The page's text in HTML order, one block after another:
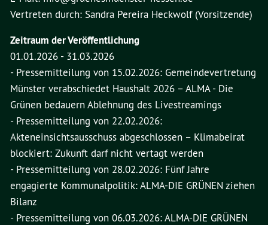
Vertreten durch: Sandra Pereira Heckwolf (Vorsitzende)
Zeitraum der Veröffentlichung
01.01.2026 - 31.03.2026
- Pressemitteilung von 15.02.2026: Gemeindevertretung
Münster verabschiedet Haushalt 2026 – ALMA - Die
Grünen bedauern Ablehnung des Livestreamings
- Pressemitteilung von 22.02.2026:
Akteneinsichtsausschuss abgeschlossen – Klimabeirat
blockiert: Zukunft darf nicht vertagt werden
- Pressemitteilung von 28.02.2026: Fünf Jahre
engagierte Kommunalpolitik: ALMA-DIE GRÜNEN ziehen
Bilanz
- Pressemitteilung von 06.03.2026: ALMA-DIE GRÜNEN